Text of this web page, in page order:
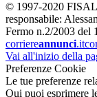
© 1997-2020
responsabile:
Fermo n.2/2003 del
corriereannunci.it
Vai all'inizio della
Preferenze Cookie
Le tue preferenze
Qui puoi esprimere